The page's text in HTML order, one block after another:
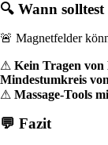
🔍 Wann
🚨 Magnetfelder
⚠ Kein Tragen
Mindestumkreis
⚠ Massage-Tools
💬 Fazit